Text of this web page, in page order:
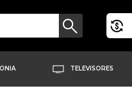
TELEVISORES